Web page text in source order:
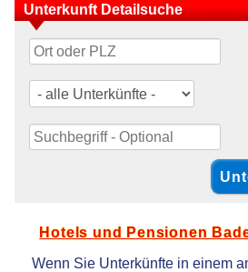
Unterkunft Detailsuche
Hotels und Pensionen
Wenn Sie Unterkünfte in einem